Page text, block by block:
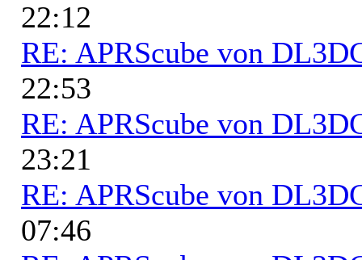
22:12
RE: APRScube von
22:53
RE: APRScube von
23:21
RE: APRScube von
07:46